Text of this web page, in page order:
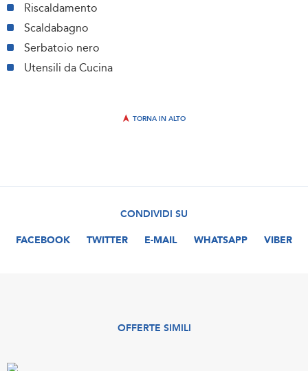
Riscaldamento
Scaldabagno
Serbatoio nero
Utensili da Cucina
TORNA IN ALTO
CONDIVIDI SU
FACEBOOK
TWITTER E-MAIL WHATSAPP VIBER
OFFERTE SIMILI